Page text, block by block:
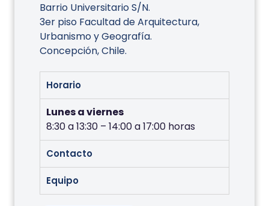
Barrio Universitario S/N.
3er piso Facultad de Arquitectura,
Urbanismo y Geografía.
Concepción, Chile.
Horario
Lunes a viernes
8:30 a 13:30 – 14:00 a 17:00 horas
Contacto
Equipo